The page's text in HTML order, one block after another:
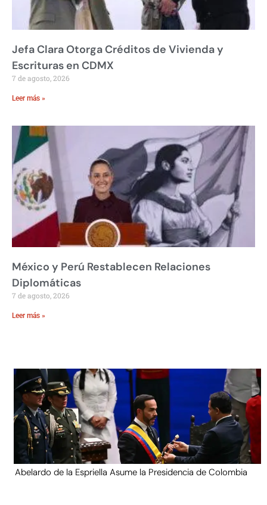
Jefa Clara Otorga Créditos de Vivienda y
Escrituras en CDMX
7 de agosto, 2026
Leer más »
México y Perú Restablecen Relaciones
Diplomáticas
7 de agosto, 2026
Leer más »
Abelardo de la Espriella Asume la Presidencia de Colombia